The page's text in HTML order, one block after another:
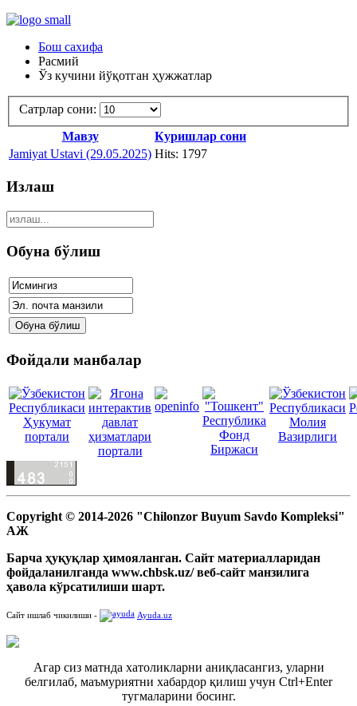
Бош сахифа
Расмий
Ўз кучини йўқотган ҳужжатлар
Сатрлар сони:
Мавзу
Куришлар сони
Jamiyat Ustavi (29.05.2025) Hits: 1797
Излаш
Обуна бўлиш
Фойдали манбалар
Copyright © 2014-2026 "Chilonzor Buyum Savdo Kompleksi"
АЖ
Барча ҳуқуқлар ҳимояланган. Сайт материалларидан
фойдаланилганда www.chbsk.uz/ веб-сайт манзилига
ҳавола кўрсатилиши шарт.
Сайт ишлаб чикилиши - Ayuda.uz
Агар сиз матнда хатоликларни аниқласангиз, уларни
белгилаб, маъмуриятни хабардор қилиш учун Ctrl+Enter
тугмаларини босинг.